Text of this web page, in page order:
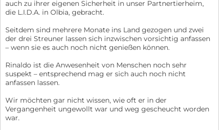
auch zu ihrer eigenen Sicherheit in unser Partnertierheim,
die L.I.D.A. in Olbia, gebracht.
Seitdem sind mehrere Monate ins Land gezogen und zwei
der drei Streuner lassen sich inzwischen vorsichtig anfassen
– wenn sie es auch noch nicht genießen können.
Rinaldo ist die Anwesenheit von Menschen noch sehr
suspekt – entsprechend mag er sich auch noch nicht
anfassen lassen.
Wir möchten gar nicht wissen, wie oft er in der
Vergangenheit ungewollt war und weg gescheucht worden
war.